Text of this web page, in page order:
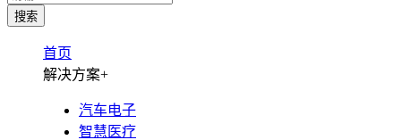
首页
解决方案+
汽车电子
智慧医疗